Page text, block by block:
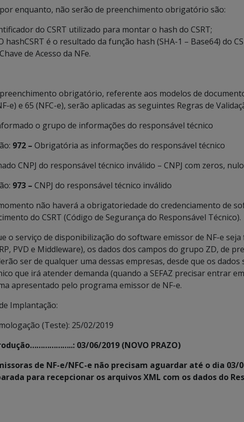
enquanto, não serão de preenchimento obrigatório são:
do CSRT utilizado para montar o hash do CSRT;
hashCSRT é o resultado da função hash (SHA-1 – Base64) do
de Acesso da NFe.
obrigatório, referente aos modelos de
e) e 65 (NFC-e), serão aplicadas as seguintes Regras de
o grupo de informações do responsável técnico
972 – Obrigatória as informações do responsável técnico
CNPJ do responsável técnico inválido – CNPJ com zeros,
973 – CNPJ do responsável técnico inválido
não haverá a obrigatoriedade do credenciamento de
do CSRT (Código de Segurança do Responsável Técnico).
o serviço de disponibilização do software emissor de NF-e
PVD e Middleware), os dados dos campos do grupo ZD, de
ser de qualquer uma dessas empresas, desde que os dados
que irá atender demanda (quando a SEFAZ precisar entrar
apresentado pelo programa emissor de NF-e.
Implantação:
(Teste): 25/02/2019
03/06/2019 (NOVO PRAZO)
de NF-e/NFC-e não precisam aguardar até o dia 03/
para recepcionar os arquivos XML com os dados do